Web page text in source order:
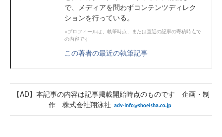
で、メディアを問わずコンテンツディレク
ションを行っている。
※プロフィールは、執筆時点、または直近の記事の寄稿時点で
の内容です
この著者の最近の執筆記事
【AD】本記事の内容は記事掲載開始時点のものです 企画・制
作 株式会社翔泳社